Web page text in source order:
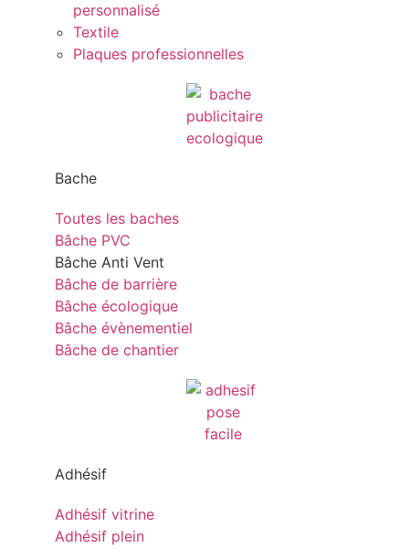
personnalisé
Textile
Plaques professionnelles
Bache
Toutes les baches
Bâche PVC
Bâche Anti Vent
Bâche de barrière
Bâche écologique
Bâche évènementiel
Bâche de chantier
Adhésif
Adhésif vitrine
Adhésif plein